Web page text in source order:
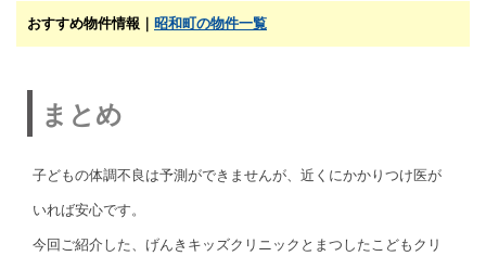
おすすめ物件情報｜ 昭和町の物件一覧
まとめ
子どもの体調不良は予測ができませんが、近くにかかりつけ医が
いれば安心です。
今回ご紹介した、げんきキッズクリニックとまつしたこどもクリ